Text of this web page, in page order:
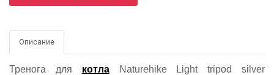
Описание
Тренога для котлаNaturehike Light tripod silver